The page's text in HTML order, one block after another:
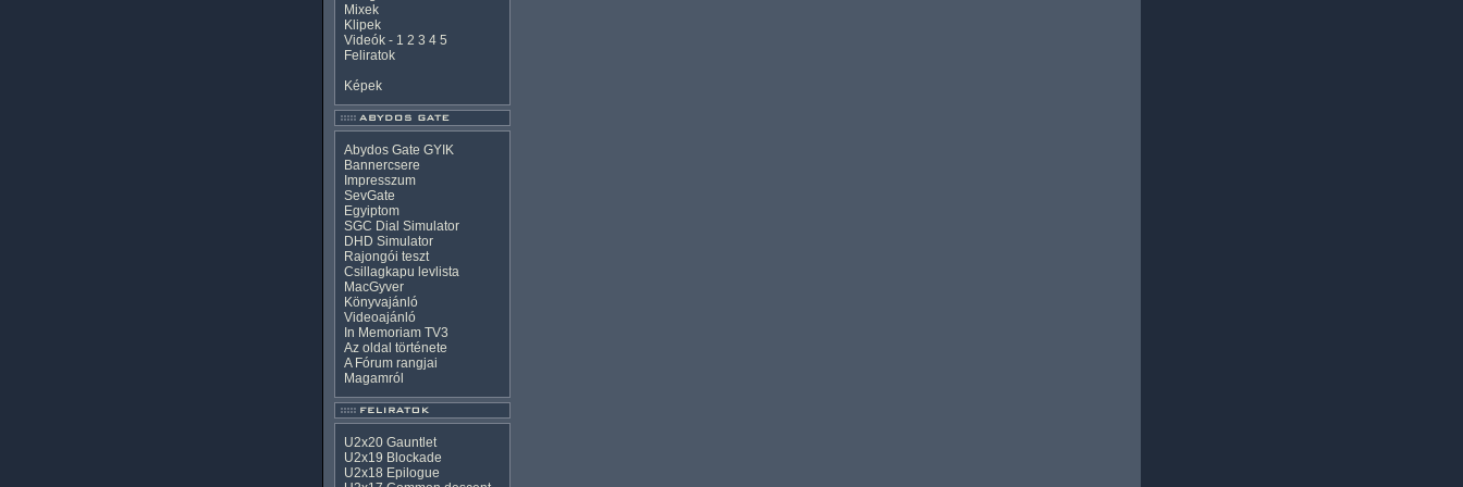
Mixek
Klipek
Videók- 1 2 3 4 5
Feliratok
Képek
Abydos Gate GYIK
Bannercsere
Impresszum
SevGate
Egyiptom
SGC Dial Simulator
DHD Simulator
Rajongói teszt
Csillagkapu levlista
MacGyver
Könyvajánló
Videoajánló
In Memoriam TV3
Az oldal története
A Fórum rangjai
Magamról
U2x20 Gauntlet
U2x19 Blockade
U2x18 Epilogue